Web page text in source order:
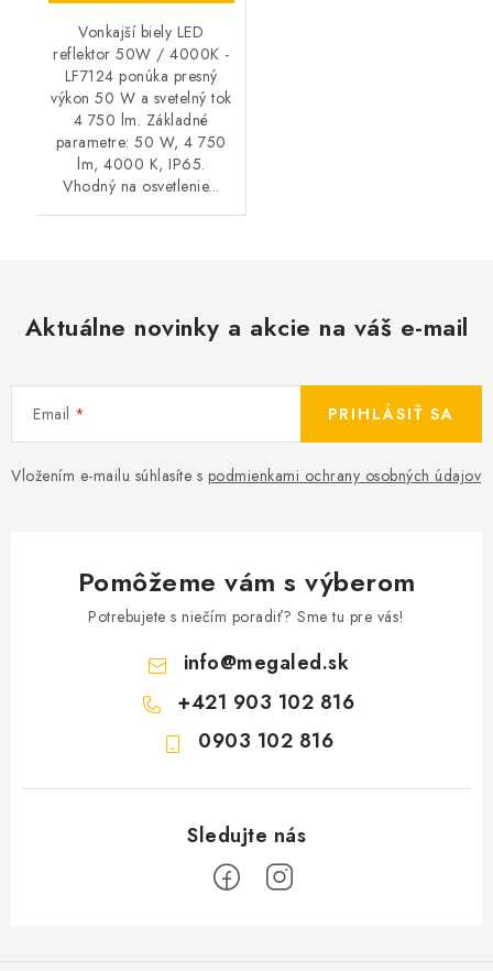
Vonkajší biely LED
reflektor 50W / 4000K -
LF7124 ponúka presný
výkon 50 W a svetelný tok
4 750 lm. Základné
parametre: 50 W, 4 750
lm, 4000 K, IP65.
Vhodný na osvetlenie...
Aktuálne novinky a akcie na váš e-mail
Email
Vložením e-mailu súhlasíte s podmienkami ochrany osobných údajov
PRIHLÁSIŤ SA
Pomôžeme vám s výberom
Potrebujete s niečím poradiť? Sme tu pre vás!
info@megaled.sk
+421 903 102 816
0903 102 816